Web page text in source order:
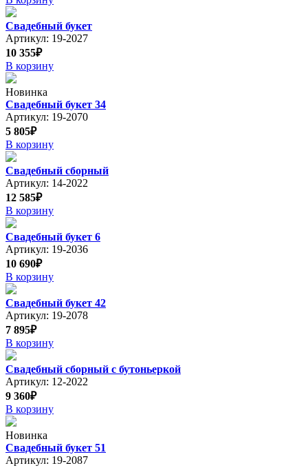
Свадебный букет
Артикул: 19-2027
10 355₽
В корзину
Новинка
Свадебный букет 34
Артикул: 19-2070
5 805₽
В корзину
Свадебный сборный
Артикул: 14-2022
12 585₽
В корзину
Свадебный букет 6
Артикул: 19-2036
10 690₽
В корзину
Свадебный букет 42
Артикул: 19-2078
7 895₽
В корзину
Свадебный сборный с бутоньеркой
Артикул: 12-2022
9 360₽
В корзину
Новинка
Свадебный букет 51
Артикул: 19-2087